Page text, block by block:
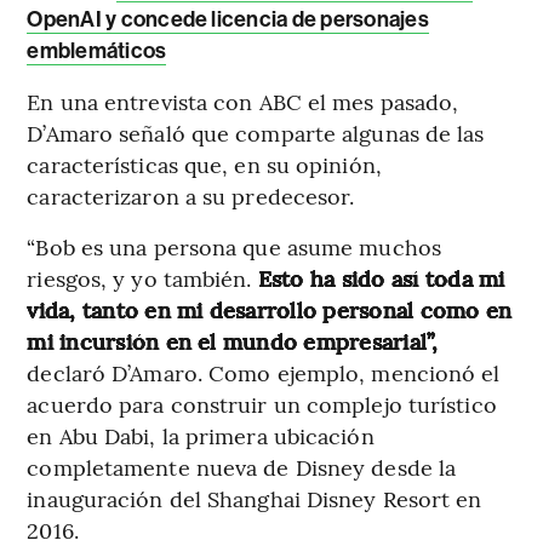
OpenAI y concede licencia de personajes
emblemáticos
En una entrevista con ABC el mes pasado,
D’Amaro señaló que comparte algunas de las
características que, en su opinión,
caracterizaron a su predecesor.
“Bob es una persona que asume muchos
riesgos, y yo también. Esto ha sido así toda mi
vida, tanto en mi desarrollo personal como en
mi incursión en el mundo empresarial”,
declaró D’Amaro. Como ejemplo, mencionó el
acuerdo para construir un complejo turístico
en Abu Dabi, la primera ubicación
completamente nueva de Disney desde la
inauguración del Shanghai Disney Resort en
2016.